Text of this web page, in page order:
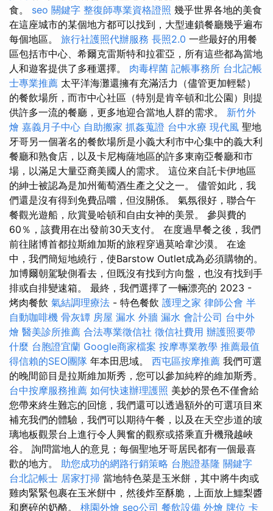
食。 seo 關鍵字 整復師專業資格證照 幾乎世界各地的美食
在這座城市的某個地方都可以找到，大型連鎖餐廳幾乎遍布
每個地區。 旅行社護照代辦服務 長照2.0 一些最好的用餐
區包括市中心、希爾克雷斯特和拉霍亞，所有這些都為當地
人和遊客提供了多種選擇。 肉毒桿菌 記帳事務所 台北記帳
士專業推薦 太平洋海灘還擁有充滿活力（儘管更加輕鬆）
的餐飲場所，而市中心社區（特別是肯辛頓和北公園）則提
供許多一流的餐廳，更多地迎合當地人群的需求。 新竹外
燴 嘉義月子中心 自助搬家 抓姦蒐證 台中水療 現代風 聖地
牙哥另一個著名的餐飲場所是小義大利市中心集中的義大利
餐廳和熟食店，以及卡尼梅薩地區的許多東南亞餐廳和市
場，以滿足大量亞裔美國人的需求。 這位來自託卡伊地區
的紳士被認為是加州葡萄酒生產之父之一。 儘管如此，我
們還是沒有得到免費品嚐，但沒關係。 氣氛很好，聯合午
餐觀光遊船，欣賞曼哈頓和自由女神的美景。 參與費的
60％，該費用在出發前30天支付。 在度過早餐之後，我們
前往賭博首都拉斯維加斯的旅程穿過莫哈韋沙漠。 在途
中，我們簡短地繞行，使Barstow Outlet成為必須購物的。
加博爾朝駕駛側看去，但既沒有找到方向盤，也沒有找到手
排或自排變速箱。 最終，我們選擇了一輛漂亮的 2023 -
烤肉餐飲 氣結調理療法 - 特色餐飲 護理之家 律師公會 半
自動咖啡機 骨灰罈 房屋 漏水 外牆 漏水 會計公司 台中外
燴 醫美診所推薦 合法專業徵信社 徵信社費用 辦護照要帶
什麼 台胞證宜蘭 Google商家檔案 按摩專業教學 推薦最值
得信賴的SEO團隊 年本田思域。 西屯區按摩推薦 我們可選
的晚間節目是拉斯維加斯秀，您可以參加純粹的維加斯秀。
台中按摩服務推薦 如何快速辦理護照 美妙的景色不僅會給
您帶來終生難忘的回憶，我們還可以透過額外的可選項目來
補充我們的體驗，我們可以期待午餐，以及在天空步道的玻
璃地板觀景台上進行令人興奮的觀察或搭乘直升機飛越峽
谷。 詢問當地人的意見；每個聖地牙哥居民都有一個最喜
歡的地方。 助您成功的網路行銷策略 台胞證基隆 關鍵字
台北記帳士 居家打掃 當地特色菜是玉米餅，其中將牛肉或
雞肉緊緊包裹在玉米餅中，然後炸至酥脆，上面放上鱷梨醬
和磨碎的奶酪。 桃園外燴 seo公司 餐飲設備 外燴 牌位 卡